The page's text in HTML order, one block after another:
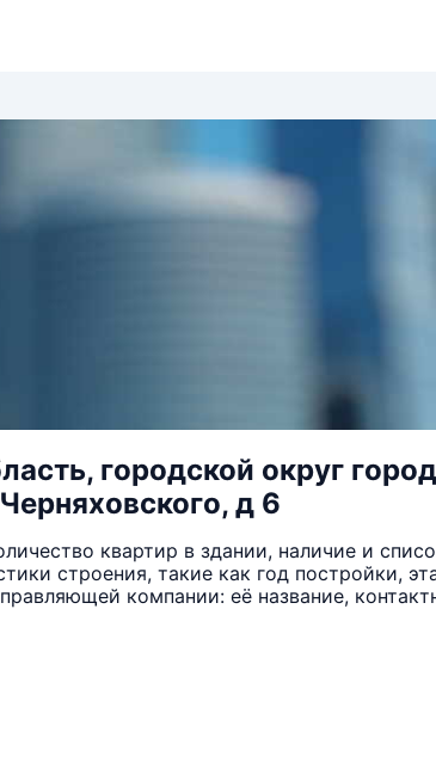
городской округ
д 6
квартир в здании, наличие и
строения, такие как год постройки,
компании: её название,